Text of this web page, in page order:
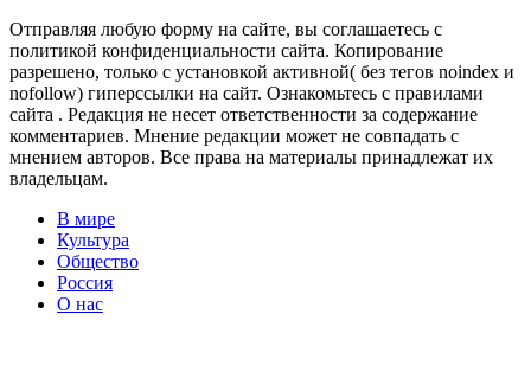
Отправляя любую форму на сайте, вы соглашаетесь с
политикой конфиденциальности сайта. Копирование
разрешено, только с установкой активной( без тегов noindex и
nofollow) гиперссылки на сайт. Ознакомьтесь с правилами
сайта . Редакция не несет ответственности за содержание
комментариев. Мнение редакции может не совпадать с
мнением авторов. Все права на материалы принадлежат их
владельцам.
В мире
Культура
Общество
Россия
О нас